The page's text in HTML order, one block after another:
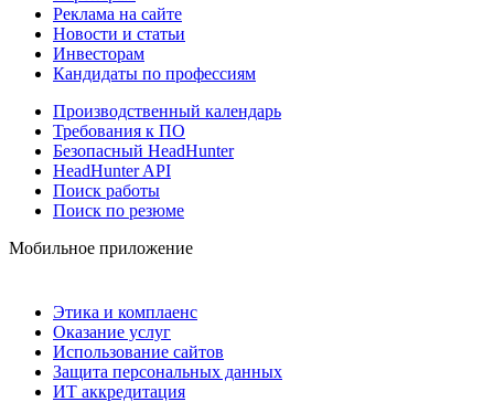
Реклама на сайте
Новости и статьи
Инвесторам
Кандидаты по профессиям
Производственный календарь
Требования к ПО
Безопасный HeadHunter
HeadHunter API
Поиск работы
Поиск по резюме
Мобильное приложение
Этика и комплаенс
Оказание услуг
Использование сайтов
Защита персональных данных
ИТ аккредитация